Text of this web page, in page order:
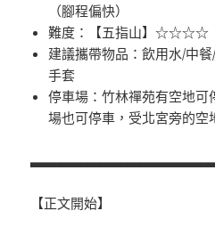
（腳程偏快）
難度：【五指山】☆☆☆☆
建議攜帶物品：飲用水/中
手套
停車場：竹林禪苑有空地
場也可停車，受北宮旁的空
【正文開始】